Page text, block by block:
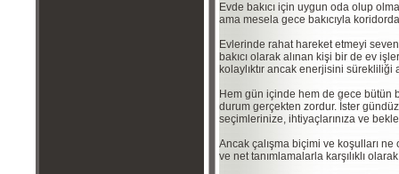
Evde bakıcı için uygun oda olup
ama mesela gece bakıcıyla
Evlerinde rahat hareket etmeyi seven
bakıcı olarak alınan kişi bir de ev
kolaylıktır ancak enerjisini sürekliliği
Hem gün içinde hem de gece bütün
durum gerçekten zordur. İster
seçimlerinize, ihtiyaçlarınıza ve
Ancak çalışma biçimi ve koşulları
ve net tanımlamalarla karşılıklı